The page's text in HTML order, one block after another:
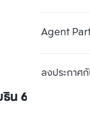
Agent
ลงประกาศกั
น 67